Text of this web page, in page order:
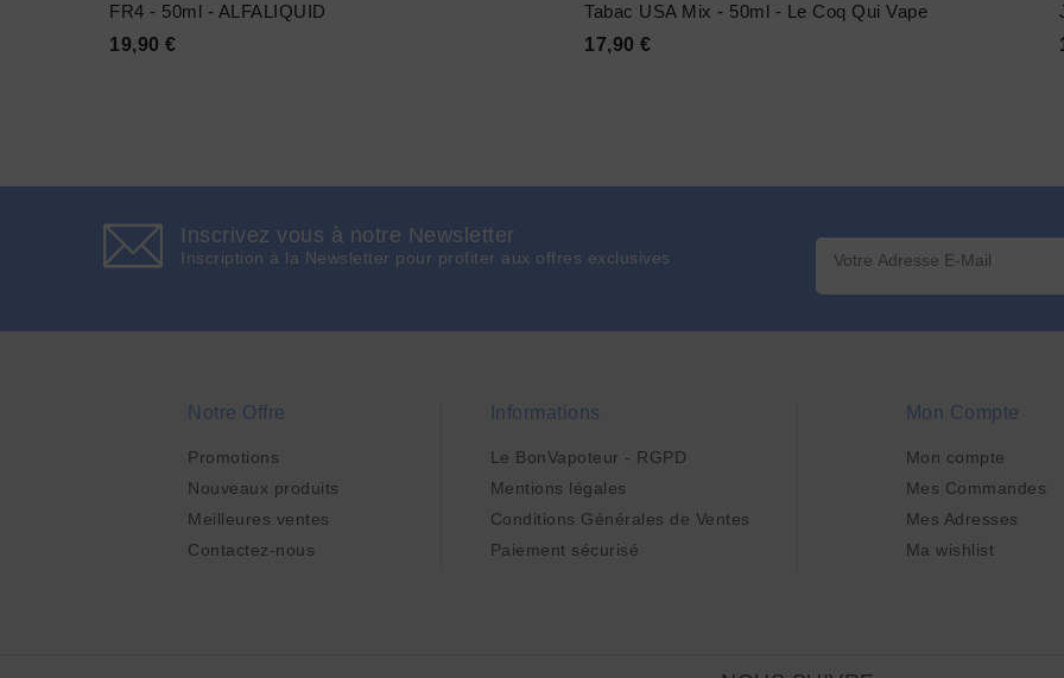
FR4 - 50ml - ALFALIQUID
 
19,90 €
Tabac USA Mix - 50ml - Le Coq Qui Vape
 
17,90 €
Inscrivez vous à notre Newsletter
Inscription à la Newsletter pour profiter aux offres exclusives
Notre Offre
Promotions
Nouveaux produits
Meilleures ventes
Contactez-nous
Informations
Le BonVapoteur - RGPD
Mentions légales
Conditions Générales de Ventes
Paiement sécurisé
Mon Compte
Mon compte
Mes Commandes
Mes Adresses
Ma wishlist